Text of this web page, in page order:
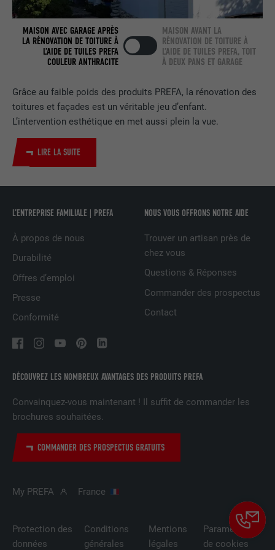
Grâce au faible poids des produits PREFA, la rénovation des
toitures et façades est un véritable jeu d’enfant.
L’intervention esthétique en met aussi plein la vue.
LIRE LA SUITE
MAISON AVEC GARAGE APRÈS
LA RÉNOVATION DE TOITURE À
L’AIDE DE TUILES PREFA
COULEUR ANTHRACITE
MAISON AVANT LA
RÉNOVATION DE TOITURE À
L’AIDE DE TUILES PREFA, TOIT
À DEUX PANS ET GARAGE
DÉCOUVREZ LES NOMBREUX AVANTAGES DES PRODUITS PREFA
Convainquez-vous maintenant ! Il suffit de commander les
brochures souhaitées.
COMMANDER DES PROSPECTUS GRATUITS
L’ENTREPRISE FAMILIALE | PREFA
À propos de nous
Durabilité
Offres d’emploi
Presse
Conformité
NOUS VOUS OFFRONS NOTRE AIDE
Trouver un artisan près de
chez vous
Questions & Réponses
Commander des prospectus
Contact
My PREFA France
Protection des
données
Conditions
générales
Mentions
légales
Paramètres
de cookies
EXPIRATION 2 ans
UTILITÉ
Utilisé par le service de réseau social
LinkedIn pour suivre l'utilisation de
NOM bscookie
FOURNISSEUR
UTILITÉ
LinkedIn pour suivre l'utilisation de
NOM UserMatchHistory
FOURNISSEUR
UTILITÉ
la publicité adaptée aux préférences de
l'utilisateur.
EXPIRATION 1 jour
UTILITÉ
Utilisé par le service de réseau social
LinkedIn pour suivre l'utilisation de